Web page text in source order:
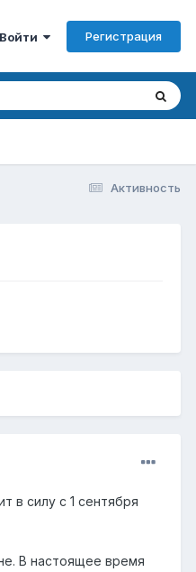
Регистрация
Активность
в силу с 1 сентября
В настоящее время